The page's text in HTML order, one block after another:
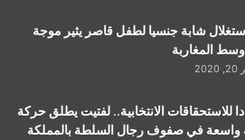
شابة جنسيا لطفل قاصر يثير موجة
المغاربة
للاستحقاقات الانتخابية.. لفتيت يطلق حركة
واسعة في صفوف رجال السلطة بالمملكة